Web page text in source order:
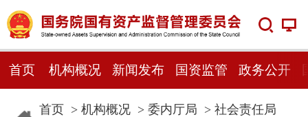
首页 机构概况 新闻发布 国资监管 政务公开
首页> 机构概况> 委内厅局 > 社会责任局